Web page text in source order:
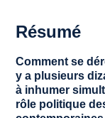
Résumé
Comment se
y a plusieurs
à inhumer
rôle politique